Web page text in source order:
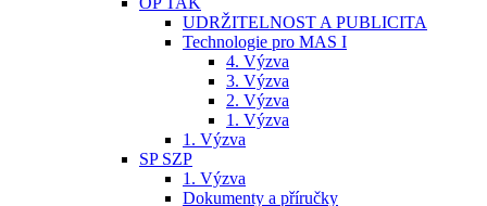
UDRŽITELNOST A PUBLICITA
Technologie pro MAS I
4. Výzva
3. Výzva
2. Výzva
1. Výzva
1. Výzva
SP SZP
1. Výzva
Dokumenty a příručky